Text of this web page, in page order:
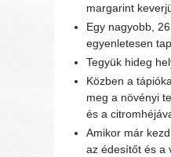
margarint
Egy nagyobb,
egyenletesen
Tegyük hideg
Közben a
meg a növényi
és a
Amikor már
az édesítőt és a